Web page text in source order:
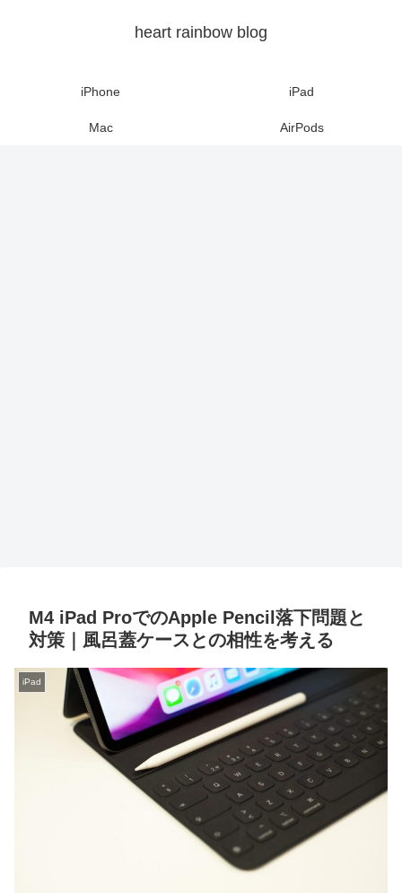
heart rainbow blog
iPhone iPad
Mac AirPods
M4 iPad ProでのApple Pencil落下問題と
対策｜風呂蓋ケースとの相性を考える
iPad